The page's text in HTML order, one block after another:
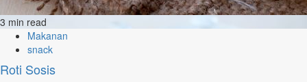
3 min read
Makanan
snack
Roti Sosis